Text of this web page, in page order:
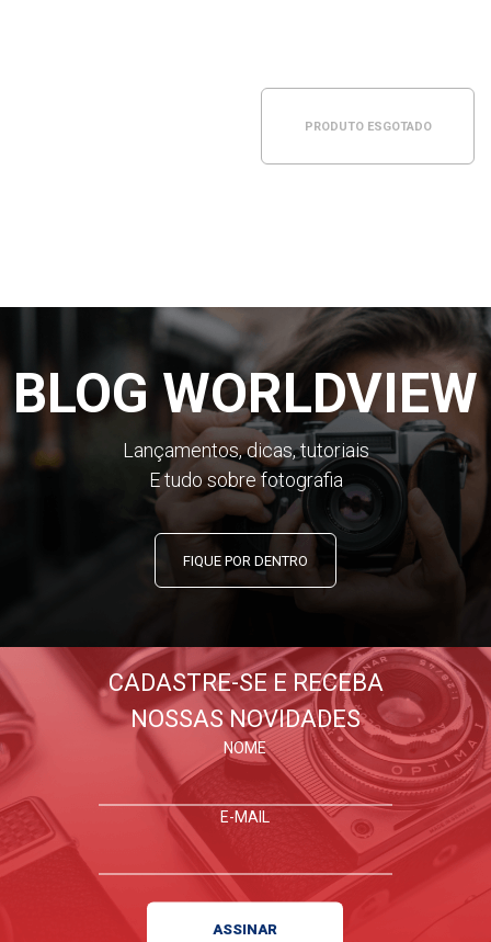
PRODUTO ESGOTADO
BLOG WORLDVIEW
Lançamentos, dicas, tutoriais
E tudo sobre fotografia
FIQUE POR DENTRO
CADASTRE-SE E RECEBA
NOSSAS NOVIDADES
NOME
E-MAIL